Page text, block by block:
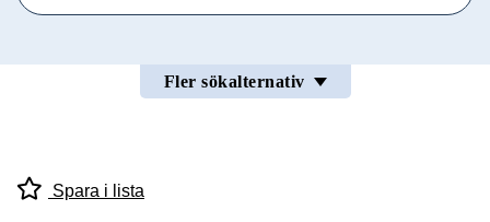
Fler sökalternativ
Spara i lista